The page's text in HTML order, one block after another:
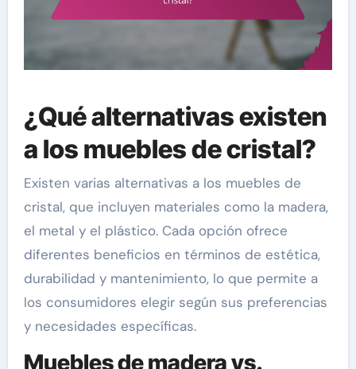
¿Qué alternativas existen
a los muebles de cristal?
Existen varias alternativas a los muebles de
cristal, que incluyen materiales como la madera,
el metal y el plástico. Cada opción ofrece
diferentes beneficios en términos de estética,
durabilidad y mantenimiento, lo que permite a
los consumidores elegir según sus preferencias
y necesidades específicas.
Muebles de madera vs.